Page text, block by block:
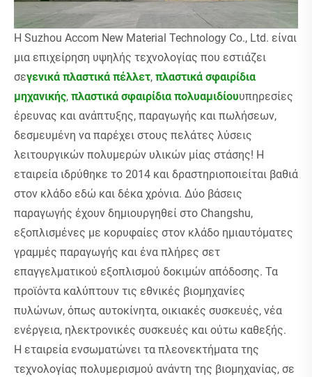
Η Suzhou Accom New Material Technology Co., Ltd. είναι
μια επιχείρηση υψηλής τεχνολογίας που εστιάζει
σεγενικά πλαστικά πέλλετ, πλαστικά σφαιρίδια
μηχανικής, πλαστικά σφαιρίδια πολυαμιδίουυπηρεσίες
έρευνας και ανάπτυξης, παραγωγής και πωλήσεων,
δεσμευμένη να παρέχει στους πελάτες λύσεις
λειτουργικών πολυμερών υλικών μίας στάσης! Η
εταιρεία ιδρύθηκε το 2014 και δραστηριοποιείται βαθιά
στον κλάδο εδώ και δέκα χρόνια. Δύο βάσεις
παραγωγής έχουν δημιουργηθεί στο Changshu,
εξοπλισμένες με κορυφαίες στον κλάδο ημιαυτόματες
γραμμές παραγωγής και ένα πλήρες σετ
επαγγελματικού εξοπλισμού δοκιμών απόδοσης. Τα
προϊόντα καλύπτουν τις εθνικές βιομηχανίες
πυλώνων, όπως αυτοκίνητα, οικιακές συσκευές, νέα
ενέργεια, ηλεκτρονικές συσκευές και ούτω καθεξής.
Η εταιρεία ενσωματώνει τα πλεονεκτήματα της
τεχνολογίας πολυμερισμού ανάντη της βιομηχανίας, σε